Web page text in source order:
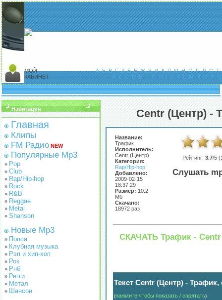
МОЙ
КАБИНЕТ
А Б В Г Д Е Ё Ж З И К Л М Н О П Р С Т
A B C D E F G H I J K L M N O P Q
Навигация
Главная
Клипы
FM Радио NEW
Популярные Mp3
» Pop
» Club
» Rap/Hip-hop
» Rock
» R&B
» Reggae
» Metal
» Shanson
Новые Mp3
» Попса
» Клубная музыка
» Рэп и хип-хоп
» Рок
» Рнб
» Регги
» Метал
» Шансон
Centr (Центр) -
Название:
Трафик
Исполнитель:
Centr (Центр)
Категория:
Rap/Hip-hop
Добавлено:
2009-02-15
18:37:29
Размер: 10.2
Мб
Скачано:
18972 раз
Рейтинг: 3.7/5 (
Слушать
СКАЧАТЬ Трафик - Centr
Текст Centr (Центр) - Трафик,
(нажмите чтобы показать / спрятать)